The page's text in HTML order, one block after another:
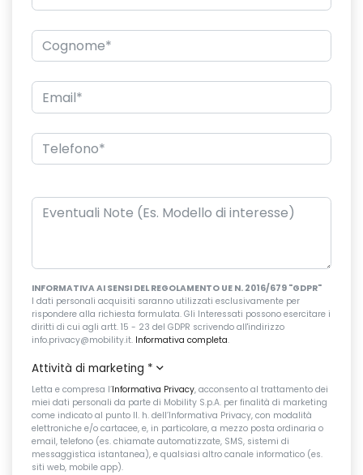
INFORMATIVA AI SENSI DEL REGOLAMENTO UE N. 2016/679 "GDPR"
I dati personali acquisiti saranno utilizzati esclusivamente per
rispondere alla richiesta formulata. Gli Interessati possono esercitare i
diritti di cui agli artt. 15 - 23 del GDPR scrivendo all'indirizzo
info.privacy@mobility.it. Informativa completa.
Attività di marketing *
Letta e compresa l’Informativa Privacy, acconsento al trattamento dei
miei dati personali da parte di Mobility S.p.A. per finalità di marketing
come indicato al punto II. h. dell’Informativa Privacy, con modalità
elettroniche e/o cartacee, e, in particolare, a mezzo posta ordinaria o
email, telefono (es. chiamate automatizzate, SMS, sistemi di
messaggistica istantanea), e qualsiasi altro canale informatico (es.
siti web, mobile app).